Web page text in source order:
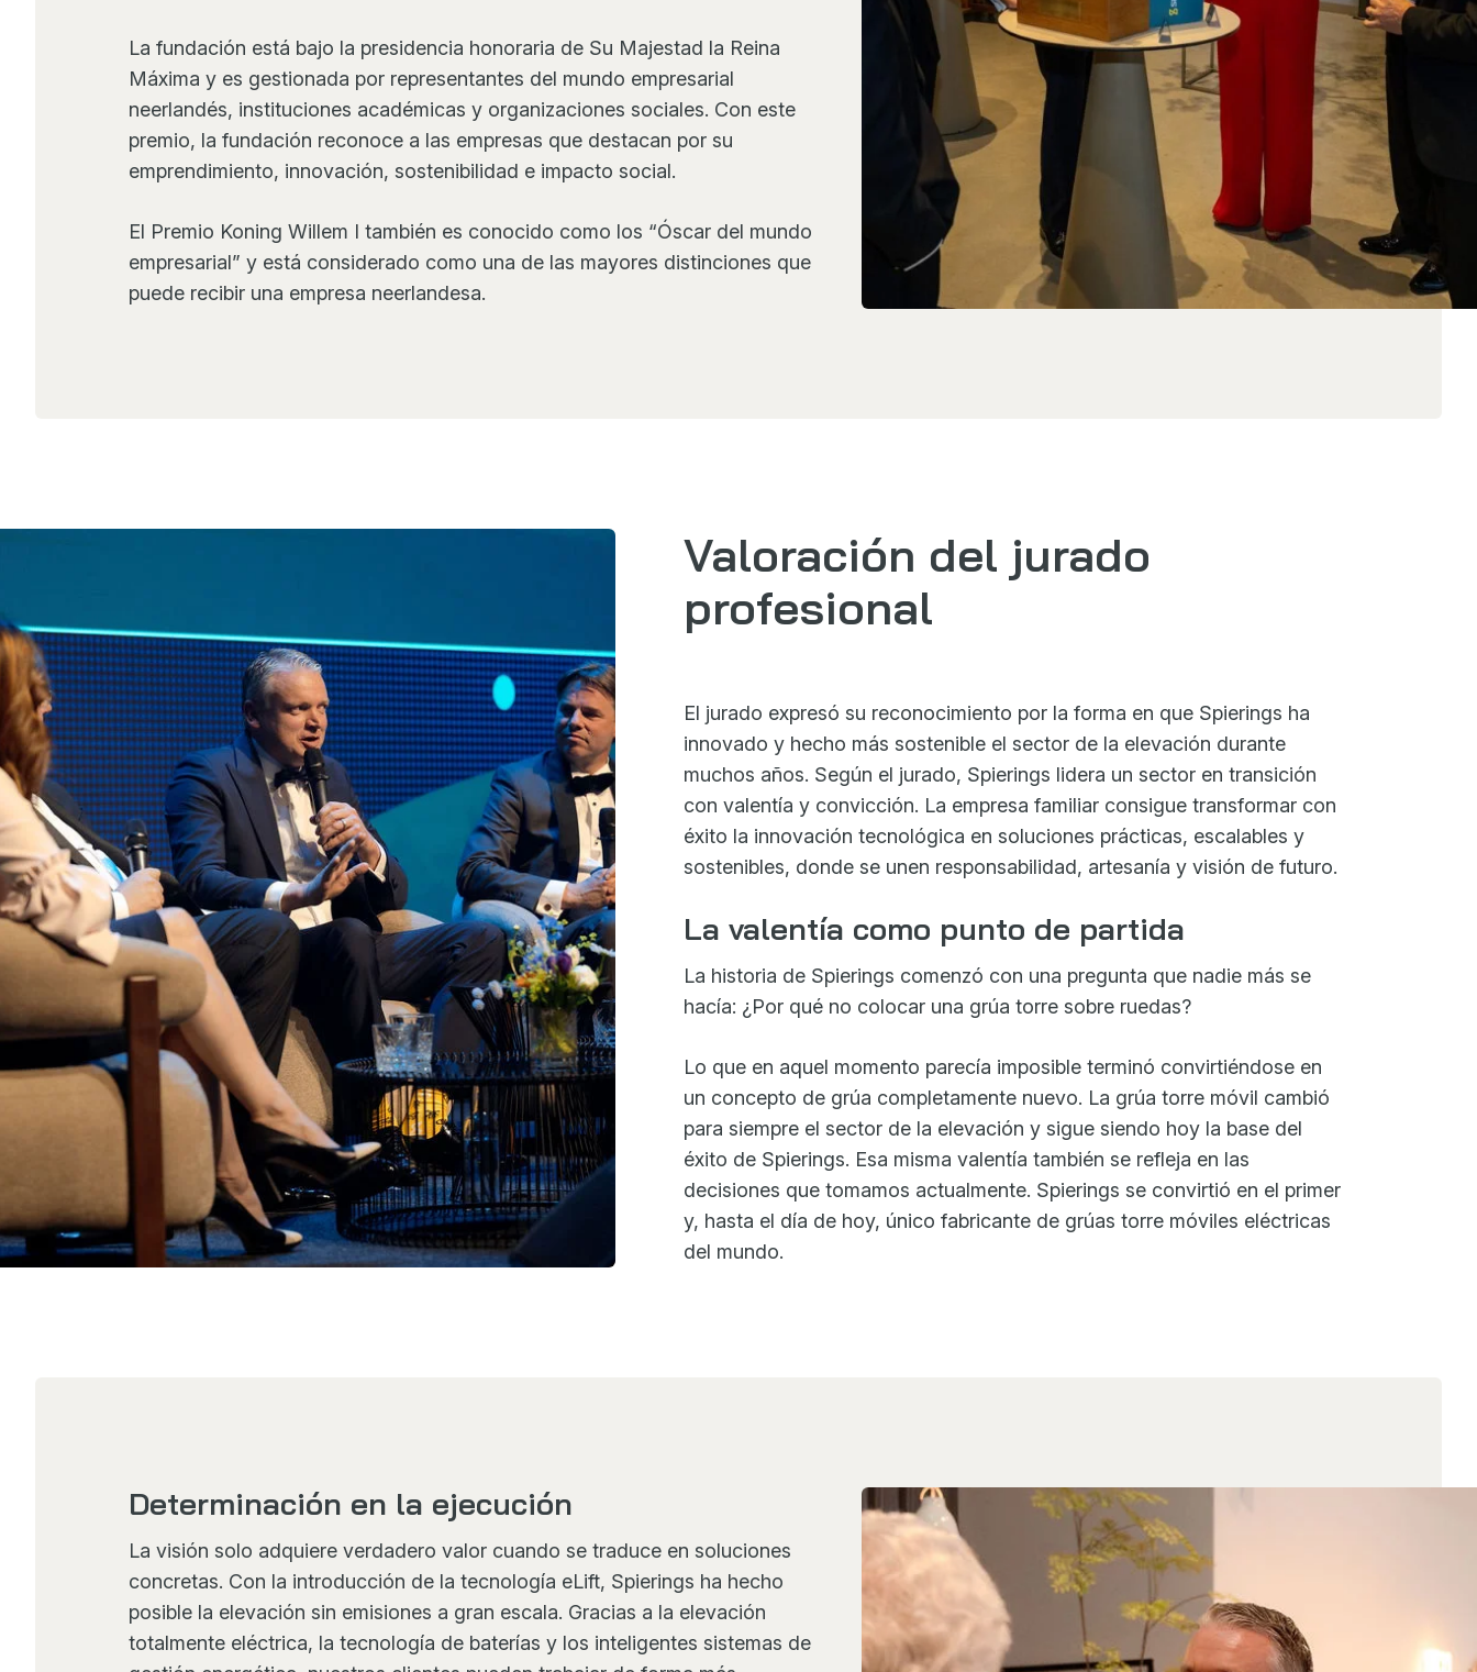
La fundación está bajo la presidencia honoraria de Su Majestad la Reina
Máxima y es gestionada por representantes del mundo empresarial
neerlandés, instituciones académicas y organizaciones sociales. Con este
premio, la fundación reconoce a las empresas que destacan por su
emprendimiento, innovación, sostenibilidad e impacto social.
El Premio Koning Willem I también es conocido como los “Óscar del mundo
empresarial” y está considerado como una de las mayores distinciones que
puede recibir una empresa neerlandesa.
Valoración del jurado
profesional
El jurado expresó su reconocimiento por la forma en que Spierings ha
innovado y hecho más sostenible el sector de la elevación durante
muchos años. Según el jurado, Spierings lidera un sector en transición
con valentía y convicción. La empresa familiar consigue transformar con
éxito la innovación tecnológica en soluciones prácticas, escalables y
sostenibles, donde se unen responsabilidad, artesanía y visión de futuro.
La valentía como punto de partida
La historia de Spierings comenzó con una pregunta que nadie más se
hacía: ¿Por qué no colocar una grúa torre sobre ruedas?
Lo que en aquel momento parecía imposible terminó convirtiéndose en
un concepto de grúa completamente nuevo. La grúa torre móvil cambió
para siempre el sector de la elevación y sigue siendo hoy la base del
éxito de Spierings. Esa misma valentía también se refleja en las
decisiones que tomamos actualmente. Spierings se convirtió en el primer
y, hasta el día de hoy, único fabricante de grúas torre móviles eléctricas
del mundo.
Determinación en la ejecución
La visión solo adquiere verdadero valor cuando se traduce en soluciones
concretas. Con la introducción de la tecnología eLift, Spierings ha hecho
posible la elevación sin emisiones a gran escala. Gracias a la elevación
totalmente eléctrica, la tecnología de baterías y los inteligentes sistemas de